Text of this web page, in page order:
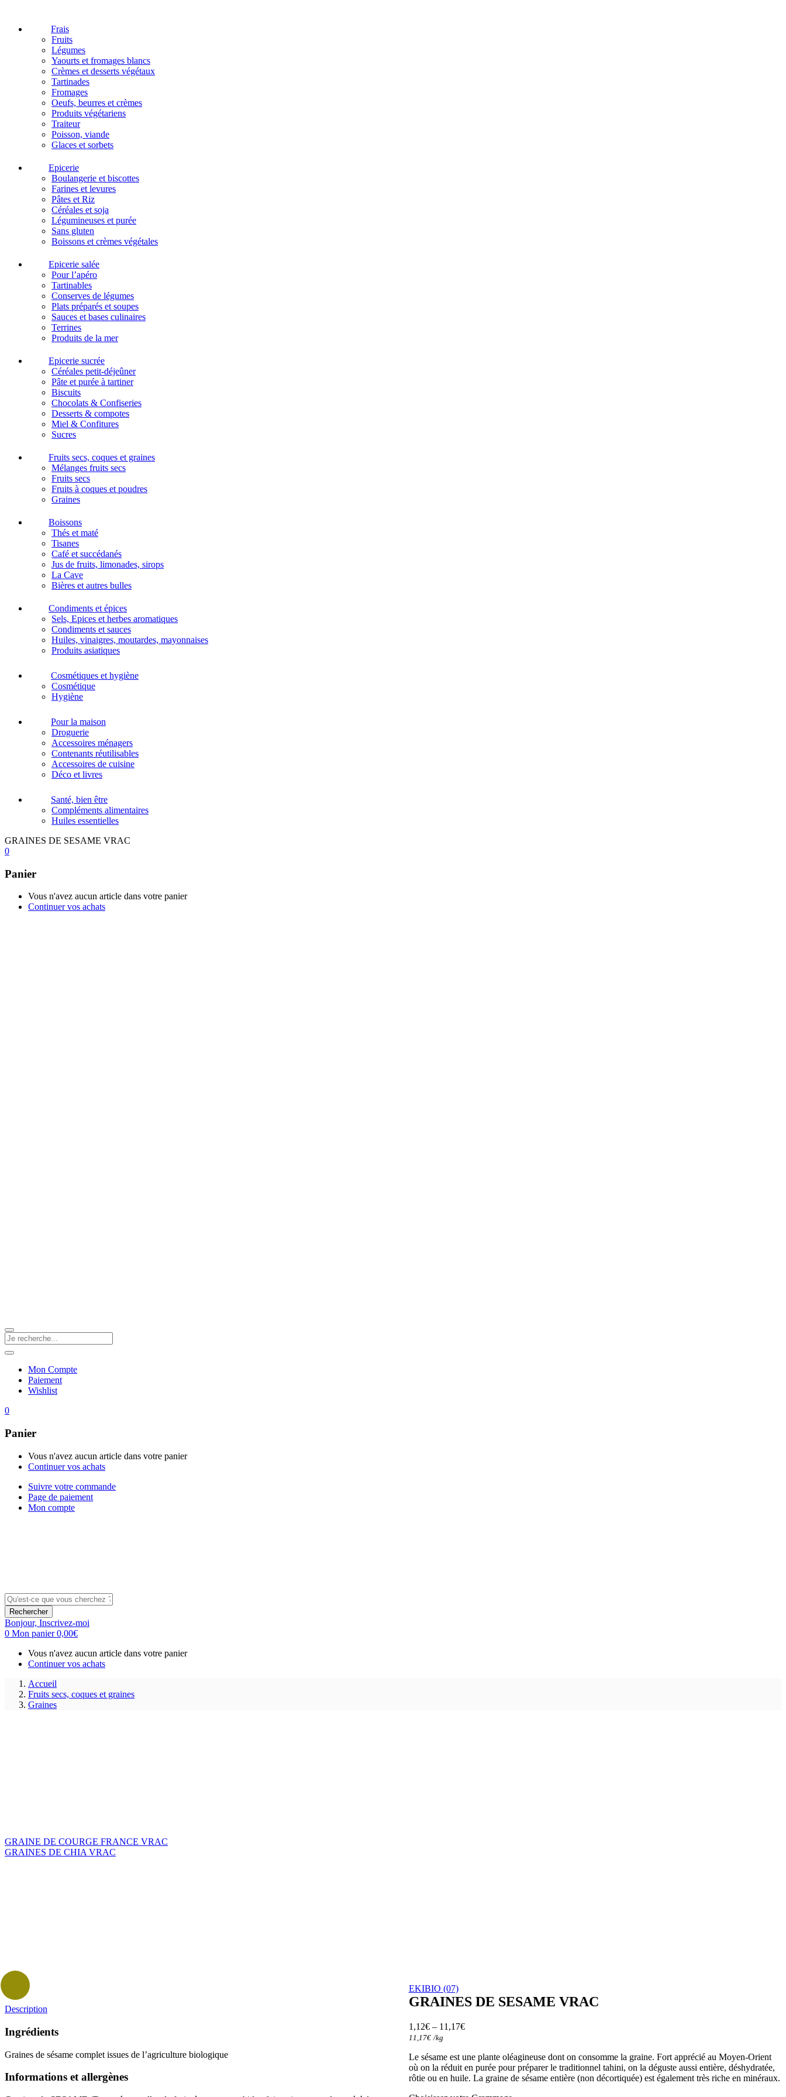
Frais
Fruits
Légumes
Yaourts et fromages blancs
Crèmes et desserts végétaux
Tartinades
Fromages
Oeufs, beurres et crèmes
Produits végétariens
Traiteur
Poisson, viande
Glaces et sorbets
Epicerie
Boulangerie et biscottes
Farines et levures
Pâtes et Riz
Céréales et soja
Légumineuses et purée
Sans gluten
Boissons et crèmes végétales
Epicerie salée
Pour l’apéro
Tartinables
Conserves de légumes
Plats préparés et soupes
Sauces et bases culinaires
Terrines
Produits de la mer
Epicerie sucrée
Céréales petit-déjeûner
Pâte et purée à tartiner
Biscuits
Chocolats & Confiseries
Desserts & compotes
Miel & Confitures
Sucres
Fruits secs, coques et graines
Mélanges fruits secs
Fruits secs
Fruits à coques et poudres
Graines
Boissons
Thés et maté
Tisanes
Café et succédanés
Jus de fruits, limonades, sirops
La Cave
Bières et autres bulles
Condiments et épices
Sels, Epices et herbes aromatiques
Condiments et sauces
Huiles, vinaigres, moutardes, mayonnaises
Produits asiatiques
Cosmétiques et hygiène
Cosmétique
Hygiène
Pour la maison
Droguerie
Accessoires ménagers
Contenants réutilisables
Accessoires de cuisine
Déco et livres
Santé, bien être
Compléments alimentaires
Huiles essentielles
GRAINES DE SESAME VRAC
0
Panier
Vous n'avez aucun article dans votre panier
Continuer vos achats
Mon Compte
Paiement
Wishlist
0
Panier
Vous n'avez aucun article dans votre panier
Continuer vos achats
Suivre votre commande
Page de paiement
Mon compte
Rechercher
Bonjour, Inscrivez-moi
0 Mon panier0,00€
Vous n'avez aucun article dans votre panier
Continuer vos achats
Accueil
Fruits secs, coques et graines
Graines
GRAINE DE COURGE FRANCE VRAC
GRAINES DE CHIA VRAC
EKIBIO (07)
GRAINES DE SESAME VRAC
1,12€– 11,17€
11,17€ /kg
Le sésame est une plante oléagineuse dont on consomme la graine. Fort apprécié au Moyen-Orient
où on la réduit en purée pour préparer le traditionnel tahini, on la déguste aussi entière, déshydratée,
rôtie ou en huile. La graine de sésame entière (non décortiquée) est également très riche en minéraux.
Description
Ingrédients
Graines de sésame complet issues de l’agriculture biologique
Informations et allergènes